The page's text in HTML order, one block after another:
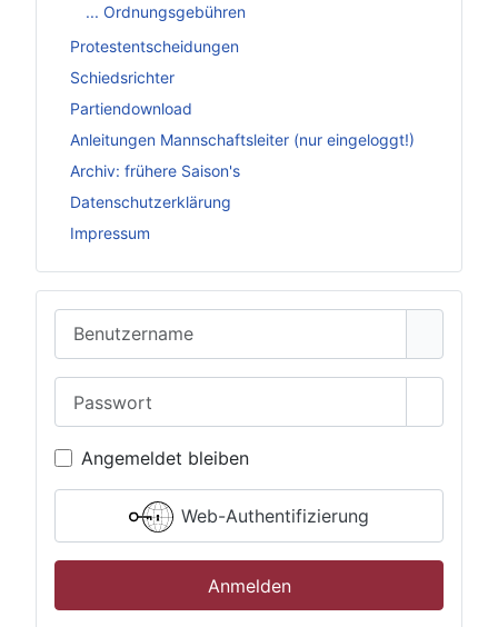
... Ordnungsgebühren
Protestentscheidungen
Schiedsrichter
Partiendownload
Anleitungen Mannschaftsleiter (nur eingeloggt!)
Archiv: frühere Saison's
Datenschutzerklärung
Impressum
Angemeldet bleiben
Web-Authentifizierung
Anmelden